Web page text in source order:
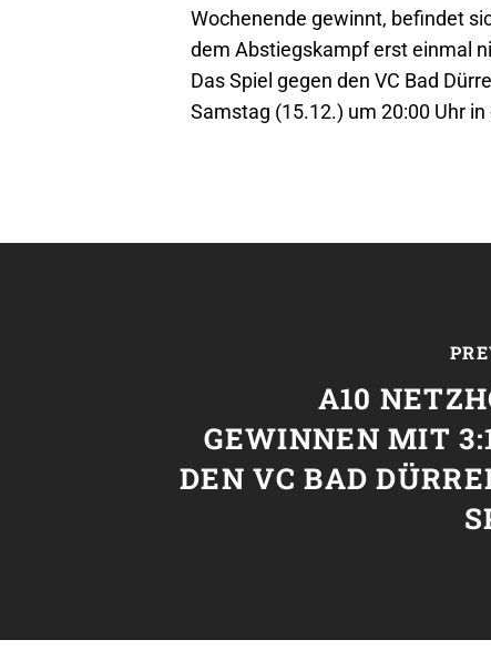
Wochenende gewinnt, befindet
dem Abstiegskampf erst einmal
Das Spiel gegen den VC Bad
Samstag (15.12.) um 20:00 Uhr
A10
GEWINNEN MIT
DEN VC BAD